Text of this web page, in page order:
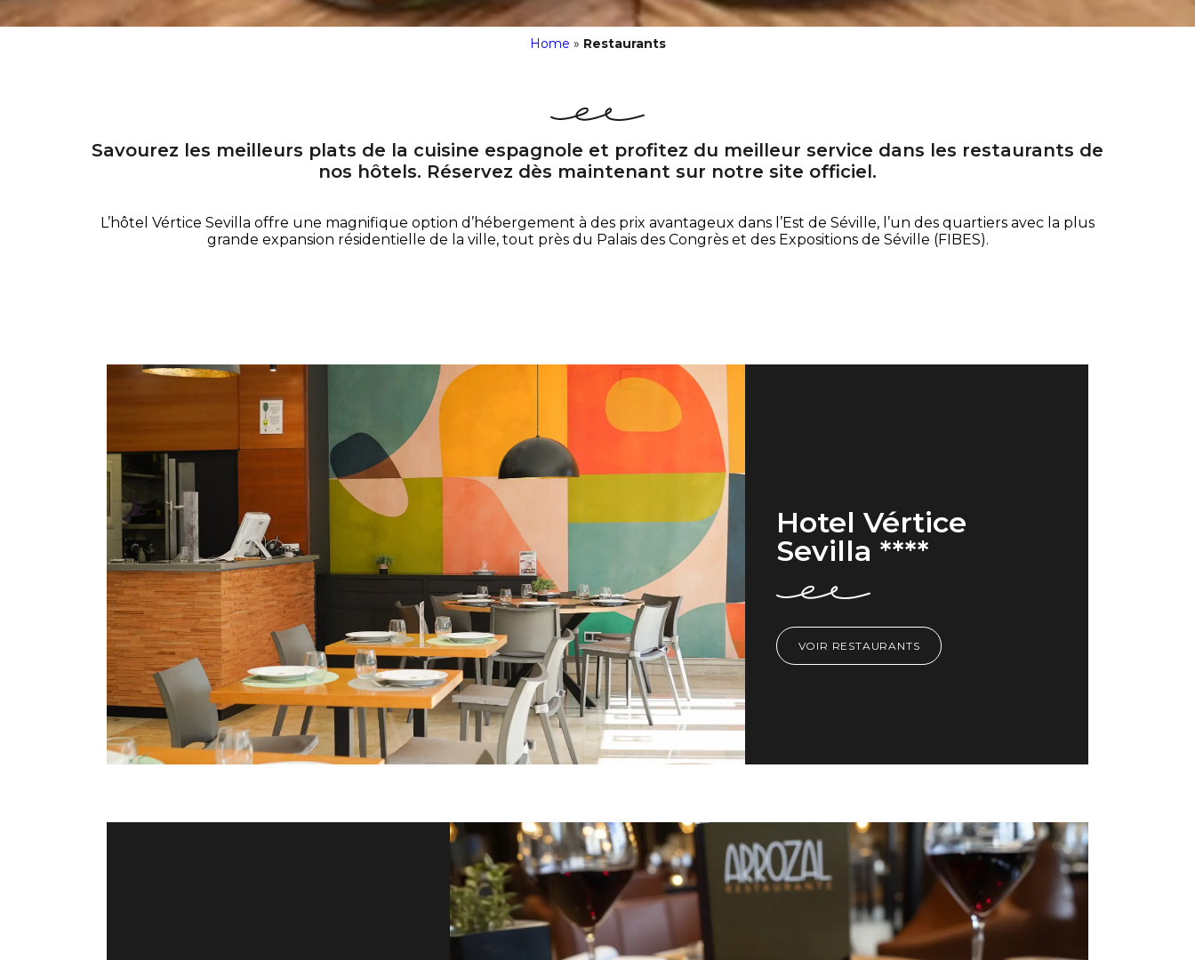
Home » Restaurants
Savourez les meilleurs plats de la cuisine espagnole et profitez du meilleur service dans les restaurants de
nos hôtels. Réservez dès maintenant sur notre site officiel.
L’hôtel Vértice Sevilla offre une magnifique option d’hébergement à des prix avantageux dans l’Est de Séville, l’un des quartiers avec la plus
grande expansion résidentielle de la ville, tout près du Palais des Congrès et des Expositions de Séville (FIBES).
Hotel Vértice
Sevilla ****
VOIR RESTAURANTS